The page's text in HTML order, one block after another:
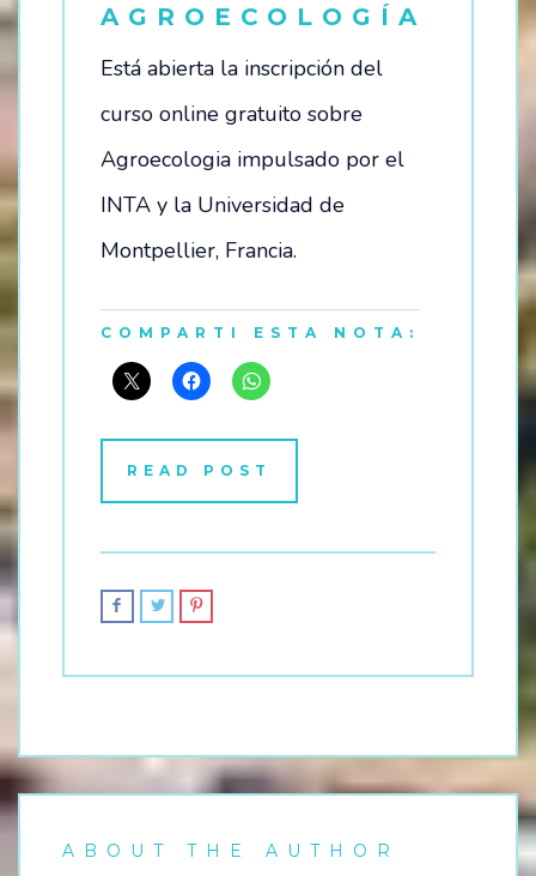
AGROECOLOGÍA
Está abierta la inscripción del
curso online gratuito sobre
Agroecologia impulsado por el
INTA y la Universidad de
Montpellier, Francia.
COMPARTI ESTA NOTA:
READ POST
ABOUT THE AUTHOR